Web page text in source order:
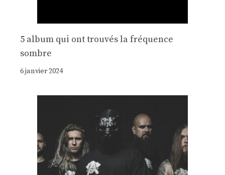
5 album qui ont trouvés la fréquence
sombre
6 janvier 2024